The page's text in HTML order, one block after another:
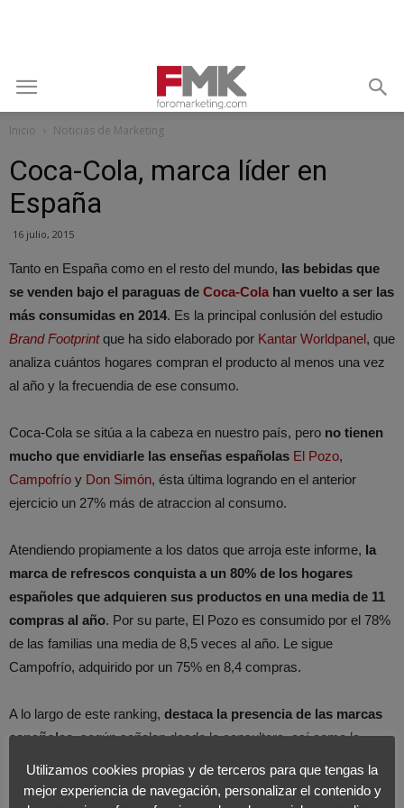
Inicio Noticias de Marketing
Coca-Cola, marca líder en
España
16 julio, 2015
Tanto en España como en el resto del mundo, las bebidas que
se venden bajo el paraguas de Coca-Cola han vuelto a ser las
más consumidas en 2014. Es la principal conlusión del estudio
Brand Footprintque ha sido elaborado por Kantar Worldpanel, que
analiza cuántos hogares compran el producto al menos una vez
al año y la frecuendia de ese consumo.
Coca-Cola se sitúa a la cabeza en nuestro país, pero no tienen
mucho que envidiarle las enseñas españolas El Pozo,
Campofrío y Don Simón, ésta última logrando en el anterior
ejercicio un 27% más de atraccion al consumo.
Atendiendo propiamente a los datos que arroja este informe, la
marca de refrescos conquista a un 80% de los hogares
españoles que adquieren sus productos en una media de 11
compras al año. Por su parte, El Pozo es consumido por el 78%
de las familias una media de 8,5 veces al año. Le sigue
Campofrío, adquirido por un 75% en 8,4 compras.
A lo largo de este ranking, destaca la presencia de las marcas
españolas, según señalan desde la consultora, así como la
las marcas líderes de cada una.
Utilizamos cookies propias y de terceros para que tengas la
mejor experiencia de navegación, personalizar el contenido y